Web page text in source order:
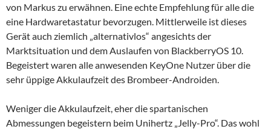
von Markus zu erwähnen. Eine echte Empfehlung für alle die
eine Hardwaretastatur bevorzugen. Mittlerweile ist dieses
Gerät auch ziemlich „alternativlos“ angesichts der
Marktsituation und dem Auslaufen von BlackberryOS 10.
Begeistert waren alle anwesenden KeyOne Nutzer über die
sehr üppige Akkulaufzeit des Brombeer-Androiden.
Weniger die Akkulaufzeit, eher die spartanischen
Abmessungen begeistern beim Unihertz „Jelly-Pro“. Das wohl